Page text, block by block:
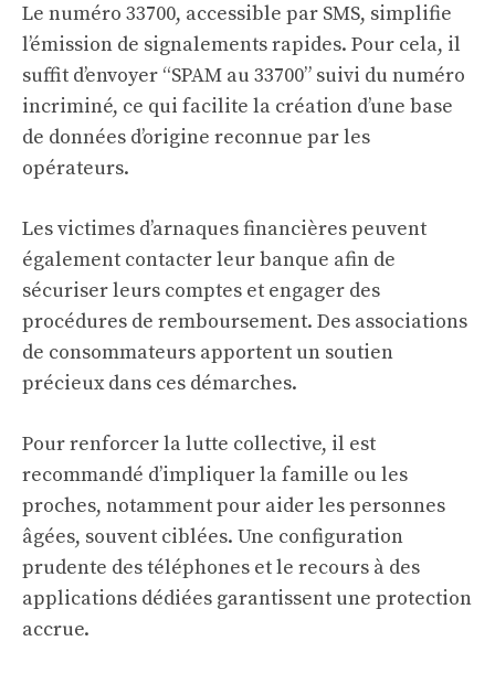
Le numéro 33700, accessible par SMS, simplifie
l’émission de signalements rapides. Pour cela, il
suffit d’envoyer “SPAM au 33700” suivi du numéro
incriminé, ce qui facilite la création d’une base
de données d’origine reconnue par les
opérateurs.
Les victimes d’arnaques financières peuvent
également contacter leur banque afin de
sécuriser leurs comptes et engager des
procédures de remboursement. Des associations
de consommateurs apportent un soutien
précieux dans ces démarches.
Pour renforcer la lutte collective, il est
recommandé d’impliquer la famille ou les
proches, notamment pour aider les personnes
âgées, souvent ciblées. Une configuration
prudente des téléphones et le recours à des
applications dédiées garantissent une protection
accrue.